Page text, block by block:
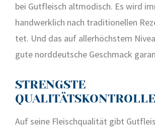
bei Gut­fleisch alt­mo­disch. Es wird
hand­werk­lich nach tra­di­tio­nel­len
tet. Und das auf aller­höchs­tem
gute nord­deut­sche Geschmack
STRENGSTE
Auf sei­ne Fleisch­qua­li­tät gibt